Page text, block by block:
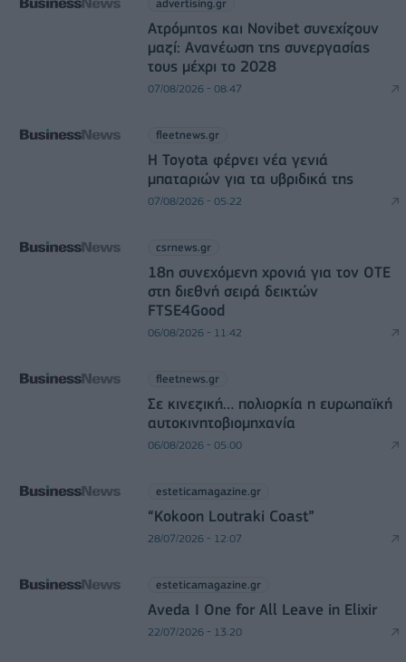
advertising.gr
Ατρόμητος και Novibet συνεχίζουν
μαζί: Ανανέωση της συνεργασίας
τους μέχρι το 2028
07/08/2026 - 08:47
fleetnews.gr
Η Toyota φέρνει νέα γενιά
μπαταριών για τα υβριδικά της
07/08/2026 - 05:22
csrnews.gr
18η συνεχόμενη χρονιά για τον ΟΤΕ
στη διεθνή σειρά δεικτών
FTSE4Good
06/08/2026 - 11:42
fleetnews.gr
Σε κινεζική… πολιορκία η ευρωπαϊκή
αυτοκινητοβιομηχανία
06/08/2026 - 05:00
esteticamagazine.gr
“Kokoon Loutraki Coast”
28/07/2026 - 12:07
esteticamagazine.gr
Aveda I One for All Leave in Elixir
22/07/2026 - 13:20